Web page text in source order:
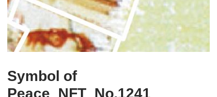
Symbol of
Peace_NFT_No.1241